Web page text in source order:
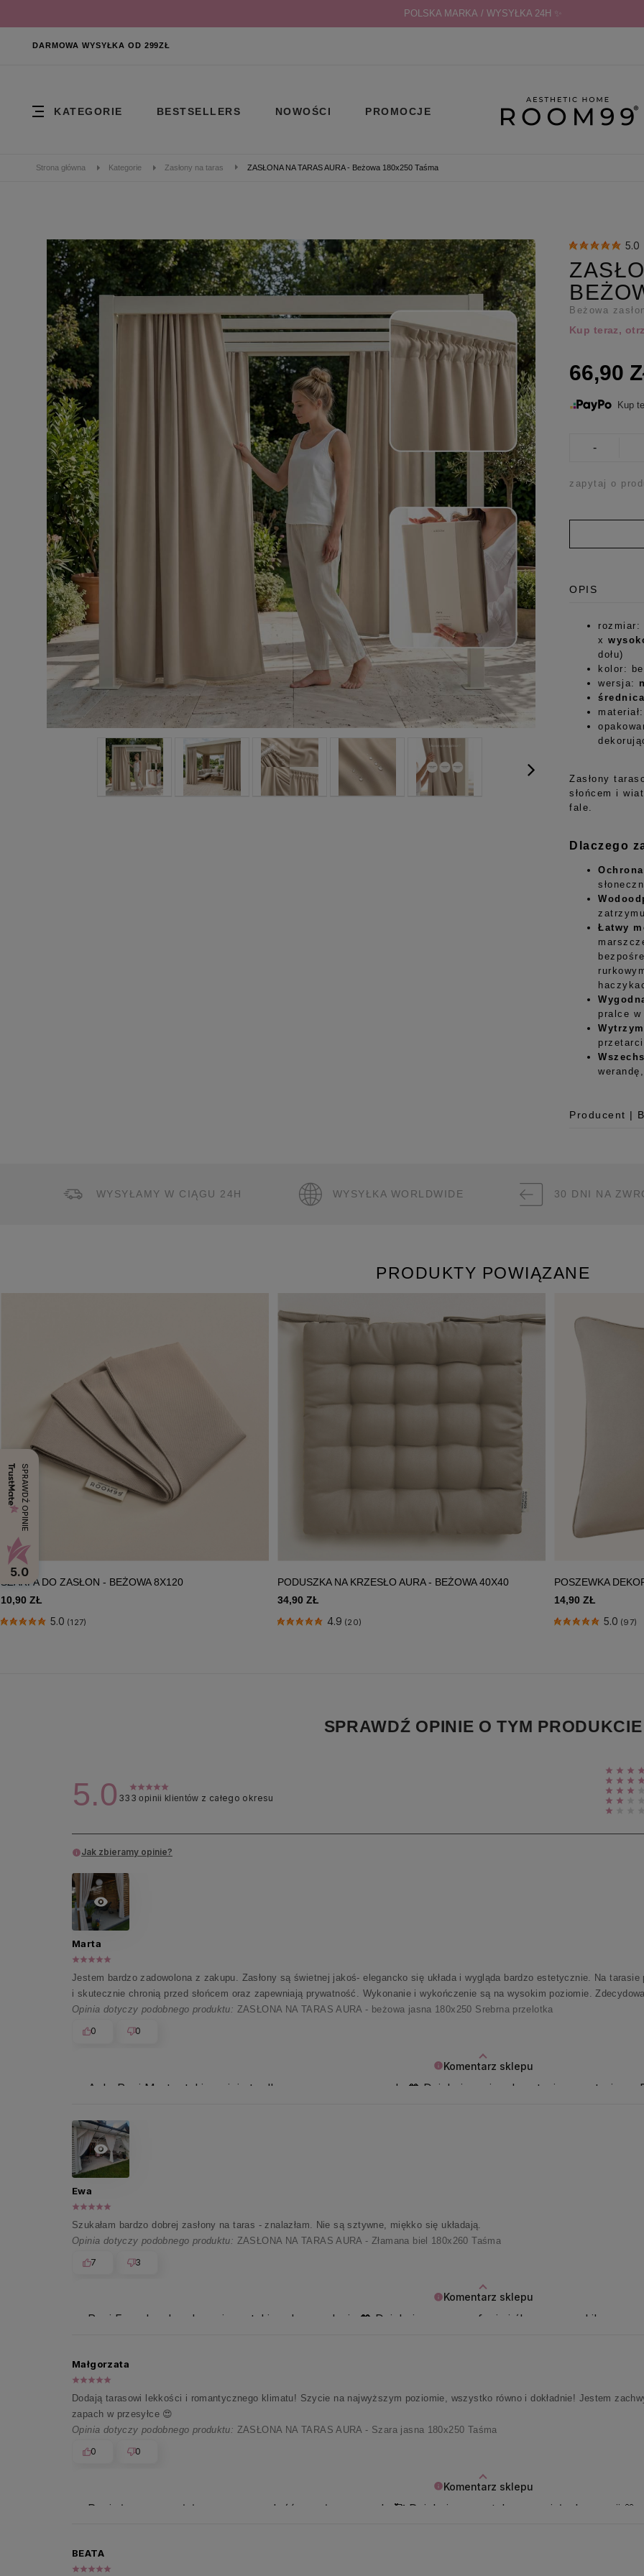
POLSKA MARKA / WYSYŁKA 24H ✨
DARMOWA WYSYŁKA OD 299ZŁ
KATEGORIE BESTSELLERS NOWOŚCI PROMOCJE
Strona główna Kategorie Zasłony na taras ZASŁONA NA TARAS AURA - Beżowa 180x250 Taśma
5.0
Beżowa
Kup teraz,
66,90
Kup
-
zapytaj o
OPIS
rozmiar:
x
dołu)
kolor:
wersja:
Zasłony
słońcem i
fale.
Dlaczego
Łatwy
pralce w
Producent |
52-131 Iwiny,
WYSYŁAMY W CIĄGU 24H WYSYŁKA WORLDWIDE 30 DNI NA
SPRAWDŹ OPINIE O TYM PRODUKCIE
5.0 333 opinii klientów z całego okresu
Jak zbieramy opinie?
Komentarz sklepu
Ach, Pani Marto, takie opinie to dla nas ogromna nagroda 🧡 Dziękujemy i z ekscytacją wypatrujemy
Marta
Jestem bardzo zadowolona z zakupu. Zasłony są świetnej jakoś- elegancko się układa i wygląda bardzo estetycznie. Na
i skutecznie chronią przed słońcem oraz zapewniają prywatność. Wykonanie i wykończenie są na wysokim poziomie.
Opinia dotyczy podobnego produktu: ZASŁONA NA TARAS AURA - beżowa jasna 180x250 Srebrna przelotka
0 0
Komentarz sklepu
Pani Ewo, bardzo doceniamy takie rekomendacje 💖 Dziękujemy za zaufanie i ślemy promyki!
Ewa
Szukałam bardzo dobrej zasłony na taras - znalazłam. Nie są sztywne, miękko się układają.
Opinia dotyczy podobnego produktu: ZASŁONA NA TARAS AURA - Złamana biel 180x260 Taśma
7 3
Komentarz sklepu
Pani słowa wywołały ogromną radość w całym zespole 🥰 Dziękujemy za tyle wspaniałych emocji 🤍
Małgorzata
Dodają tarasowi lekkości i romantycznego klimatu! Szycie na najwyższym poziomie, wszystko równo i dokładnie! Jestem
zapach w przesyłce 😍
Opinia dotyczy podobnego produktu: ZASŁONA NA TARAS AURA - Szara jasna 180x250 Taśma
0 0
BEATA
PRODUKTY POWIĄZANE
SZARFA DO ZASŁON - BEŻOWA 8X120
10,90 ZŁ
5.0 (127)
PODUSZKA NA KRZESŁO AURA - BEŻOWA 40X40
34,90 ZŁ
4.9 (20)
POSZEWKA
14,90 ZŁ
5.0 (97)
SPRAWDŹ OPINIE
5.0